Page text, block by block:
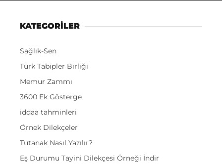
KATEGORİLER
Sağlık-Sen
Türk Tabipler Birliği
Memur Zammı
3600 Ek Gösterge
iddaa tahminleri
Örnek Dilekçeler
Tutanak Nasıl Yazılır?
Eş Durumu Tayini Dilekçesi Örneği İndir